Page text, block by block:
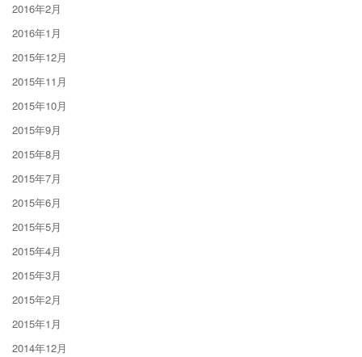
2016年2月
2016年1月
2015年12月
2015年11月
2015年10月
2015年9月
2015年8月
2015年7月
2015年6月
2015年5月
2015年4月
2015年3月
2015年2月
2015年1月
2014年12月